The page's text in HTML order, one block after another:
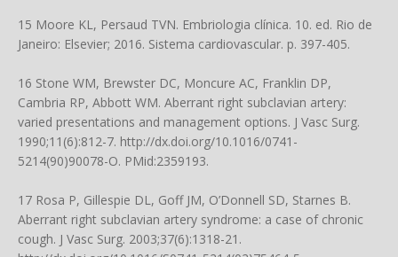
15 Moore KL, Persaud TVN. Embriologia clínica. 10. ed. Rio de
Janeiro: Elsevier; 2016. Sistema cardiovascular. p. 397-405.
16 Stone WM, Brewster DC, Moncure AC, Franklin DP,
Cambria RP, Abbott WM. Aberrant right subclavian artery:
varied presentations and management options. J Vasc Surg.
1990;11(6):812-7. http://dx.doi.org/10.1016/0741-
5214(90)90078-O. PMid:2359193.
17 Rosa P, Gillespie DL, Goff JM, O’Donnell SD, Starnes B.
Aberrant right subclavian artery syndrome: a case of chronic
cough. J Vasc Surg. 2003;37(6):1318-21.